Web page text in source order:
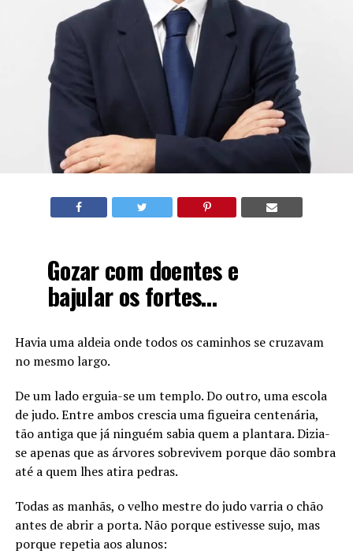
Gozar com doentes e
bajular os fortes…
Havia uma aldeia onde todos os caminhos se cruzavam
no mesmo largo.
De um lado erguia-se um templo. Do outro, uma escola
de judo. Entre ambos crescia uma figueira centenária,
tão antiga que já ninguém sabia quem a plantara. Dizia-
se apenas que as árvores sobrevivem porque dão sombra
até a quem lhes atira pedras.
Todas as manhãs, o velho mestre do judo varria o chão
antes de abrir a porta. Não porque estivesse sujo, mas
porque repetia aos alunos: